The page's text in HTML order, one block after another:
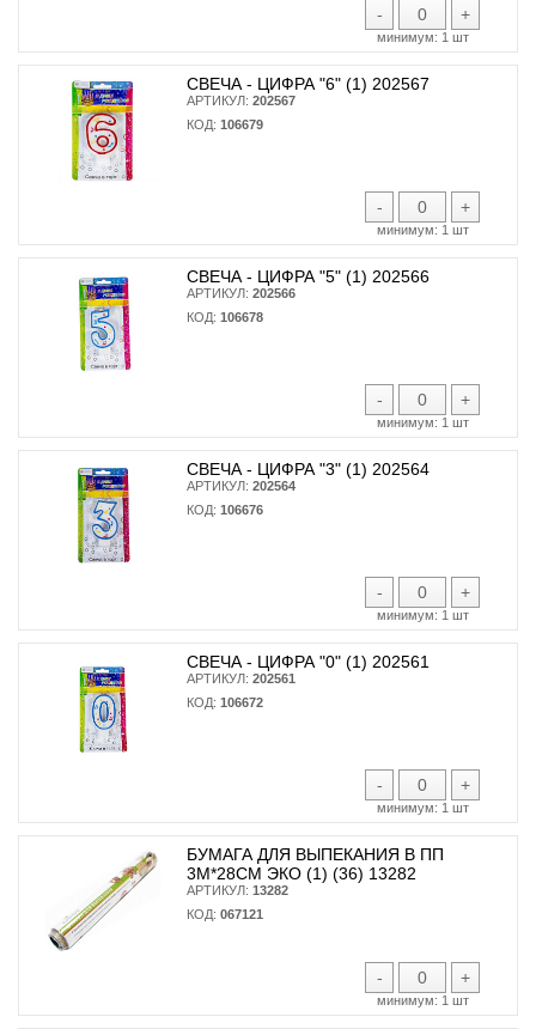
- +
минимум: 1 шт
СВЕЧА - ЦИФРА "6" (1) 202567
АРТИКУЛ: 202567
КОД: 106679
- +
минимум: 1 шт
СВЕЧА - ЦИФРА "5" (1) 202566
АРТИКУЛ: 202566
КОД: 106678
- +
минимум: 1 шт
СВЕЧА - ЦИФРА "3" (1) 202564
АРТИКУЛ: 202564
КОД: 106676
- +
минимум: 1 шт
СВЕЧА - ЦИФРА "0" (1) 202561
АРТИКУЛ: 202561
КОД: 106672
- +
минимум: 1 шт
БУМАГА ДЛЯ ВЫПЕКАНИЯ В ПП
3М*28СМ ЭКО (1) (36) 13282
АРТИКУЛ: 13282
КОД: 067121
- +
минимум: 1 шт